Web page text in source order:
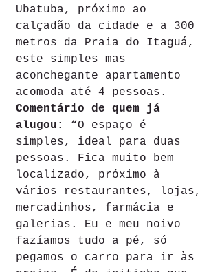
Ubatuba, próximo ao
calçadão da cidade e a 300
metros da Praia do Itaguá,
este simples mas
aconchegante apartamento
acomoda até 4 pessoas.
Comentário de quem já
alugou: “O espaço é
simples, ideal para duas
pessoas. Fica muito bem
localizado, próximo à
vários restaurantes, lojas,
mercadinhos, farmácia e
galerias. Eu e meu noivo
fazíamos tudo a pé, só
pegamos o carro para ir às